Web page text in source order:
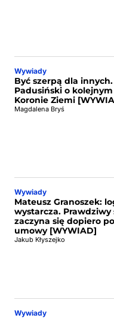
Wywiady
Być szerpą dla innych.
Padusiński o
Koronie Ziemi
Magdalena Bryś
Wywiady
Mateusz Granoszek:
wystarcza. Prawdziwy
zaczyna się dopiero
umowy [WYWIAD]
Jakub Kłyszejko
Wywiady